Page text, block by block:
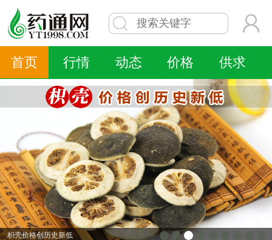
首页 行情 动态 价格 供求
枳壳价格创历史新低 1 2 3